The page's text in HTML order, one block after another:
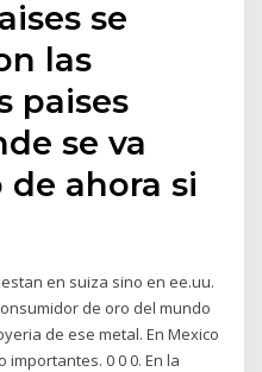
se
las
paises
se va
ahora si
en suiza sino en ee.uu.
de oro del mundo
de ese metal. En Mexico
0 0 0. En la